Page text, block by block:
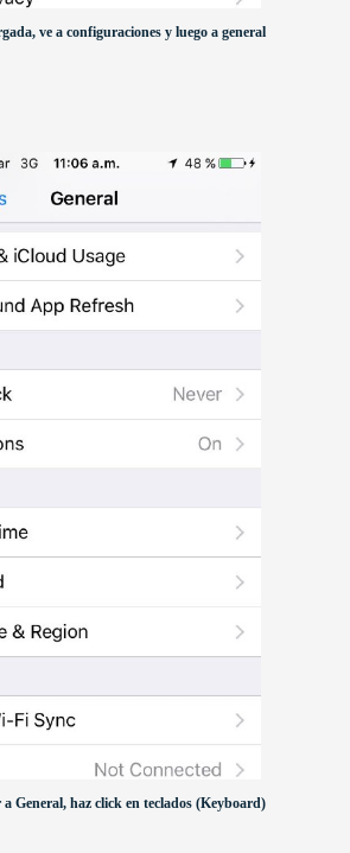
ve a configuraciones y luego a general
General, haz click en teclados (Keyboard)